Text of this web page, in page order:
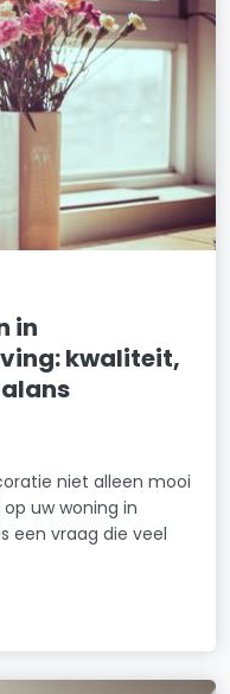
in
kwaliteit,
niet alleen mooi
uw woning in
een vraag die veel